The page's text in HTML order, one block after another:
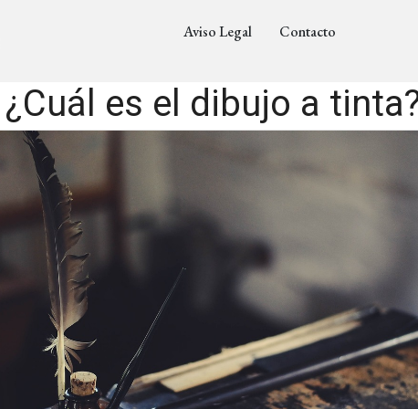
Aviso Legal Contacto
¿Cuál es el dibujo a